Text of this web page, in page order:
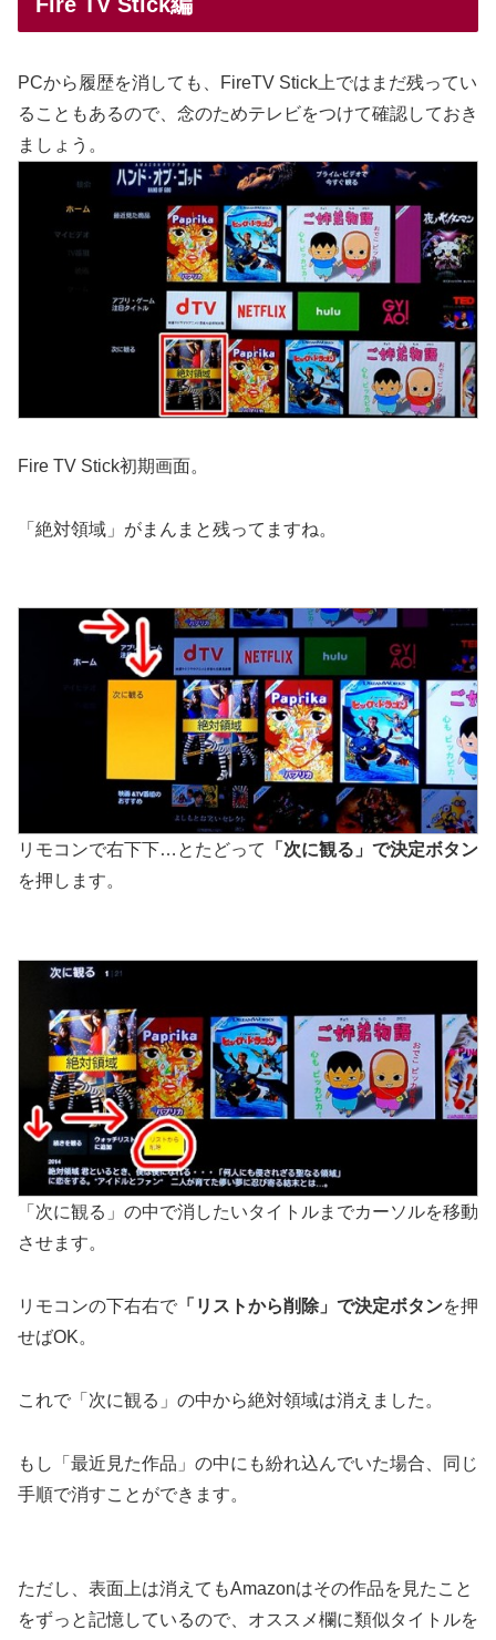
PCから履歴を消しても、FireTV Stick上ではまだ残ってい
ることもあるので、念のためテレビをつけて確認しておき
ましょう。
Fire TV Stick初期画面。
「絶対領域」がまんまと残ってますね。
リモコンで右下下…とたどって
「次に観る」で決定ボタン
を押します。
「次に観る」の中で消したいタイトルまでカーソルを移動
させます。
リモコンの下右右で 「リストから削除」で決定ボタンを押
せばOK。
これで「次に観る」の中から絶対領域は消えました。
もし「最近見た作品」の中にも紛れ込んでいた場合、同じ
手順で消すことができます。
ただし、表面上は消えてもAmazonはその作品を見たこと
をずっと記憶しているので、オススメ欄に類似タイトルを